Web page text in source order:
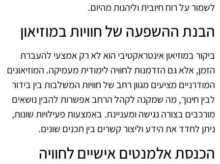
לשמור על רוח חיובית וליהנות מהיום.
הבנת ההשפעה של חוויות במוזיאון
ביקור במוזיאון אינטראקטיבי הוא לא רק אמצעי להעברת
הזמן, אלא גם הזדמנות לחוויה לימודית מעמיקה. המוזיאונים
המודרניים מציעים מגוון רחב של חוויות המשלבות בין בידור
לבין חינוך, מה שמקנה לקהל הרחב אפשרות להבין נושאים
מורכבים בצורה נגישה ומעניינת. באמצעות פעילויות שונות,
ניתן לחדד את הידע וליצור קשרים בין תכנים שונים.
הכנסת אלמנטים אישיים לחוויה